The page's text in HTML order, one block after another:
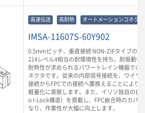
高速伝送 高耐熱 オートメーションコネクタ
IMSA-11607S-60Y902
0.5mmピッチ、垂直接続 NON-ZIFタイプの
214レベル4相当の耐環境性を持ち、耐振動
耐熱性が求められるパワートレイン機器での
ネクタです。従来の内部信号接続を、ワイヤ
接続からFPCでの接続へ置換えることにより
軽量化に貢献します。また、イリソ独自の自
o I-Lock構造）を搭載し、FPC嵌合時のカバ
なり、作業性が大幅に向上します。